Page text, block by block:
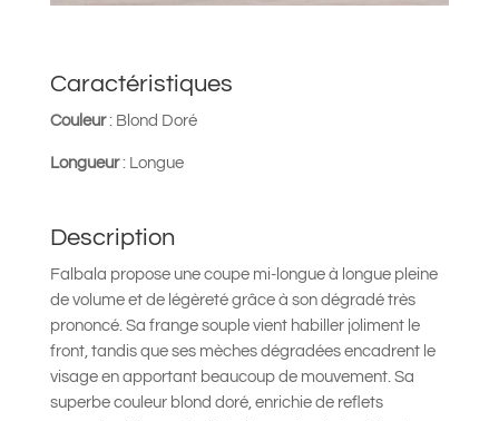
Caractéristiques
Couleur: Blond Doré
Longueur: Longue
Description
Falbala propose une coupe mi-longue à longue pleine
de volume et de légèreté grâce à son dégradé très
prononcé. Sa frange souple vient habiller joliment le
front, tandis que ses mèches dégradées encadrent le
visage en apportant beaucoup de mouvement. Sa
superbe couleur blond doré, enrichie de reflets